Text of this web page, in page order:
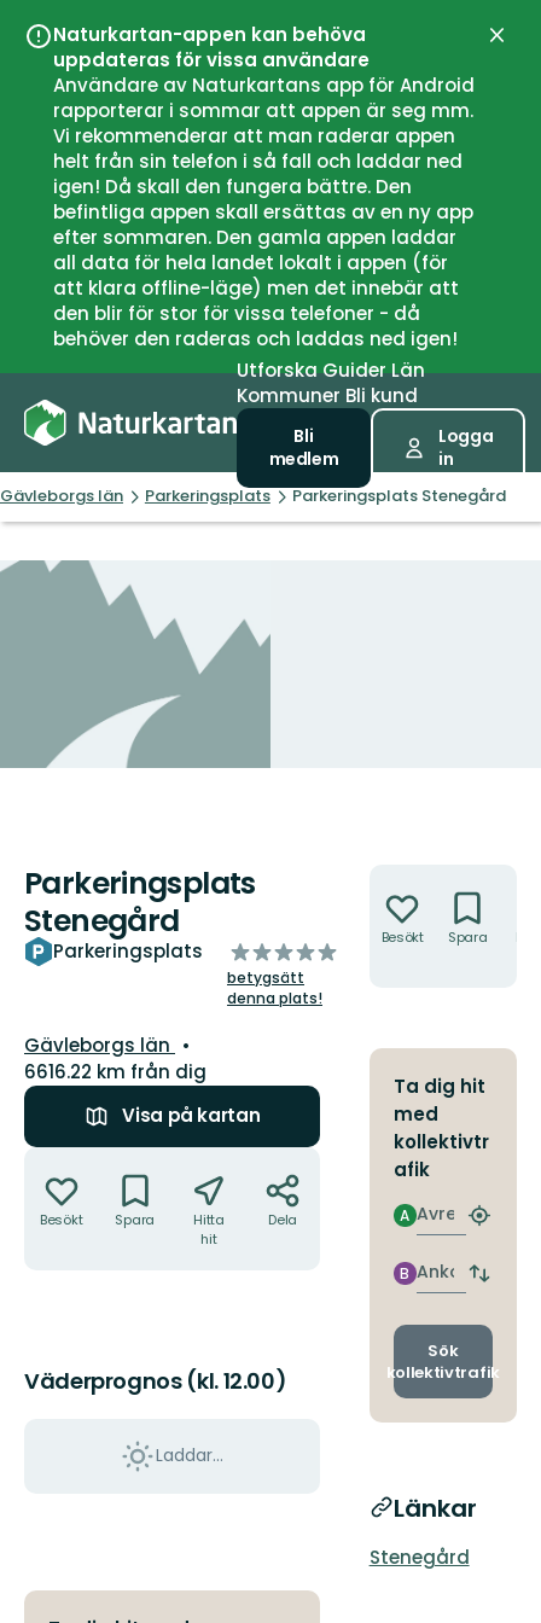
Naturkartan-appen kan behöva
uppdateras för vissa användare
Användare av Naturkartans app för Android
rapporterar i sommar att appen är seg mm.
Vi rekommenderar att man raderar appen
helt från sin telefon i så fall och laddar ned
igen! Då skall den fungera bättre. Den
befintliga appen skall ersättas av en ny app
efter sommaren. Den gamla appen laddar
all data för hela landet lokalt i appen (för
att klara offline-läge) men det innebär att
den blir för stor för vissa telefoner - då
behöver den raderas och laddas ned igen!
UtforskaGuiderLän
Kommuner Bli kund
Bli
medlem
Logga
in
Gävleborgs län Parkeringsplats Parkeringsplats Stenegård
Parkeringsplats
Stenegård
Parkeringsplats
av
5
stjärnor
betygsätt
denna plats!
Län:
Gävleborgs län
6616.22 km från dig
Visa på kartan
Besökt Spara
Hitta
hit
Dela
Väderprognos (kl. 12.00)
Laddar...
Besökt Spara
Ta dig hit
med
kollektivtr
afik
Avresa
A
Hitta
Ankomst
B
Byt
och
Sök
kollektivtrafik
Länkar
Stenegård